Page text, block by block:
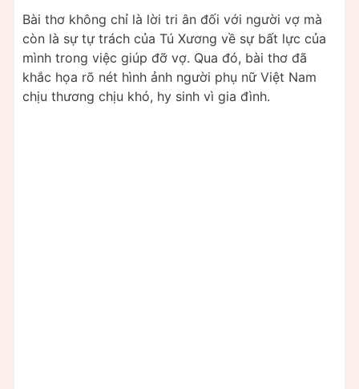
Bài thơ không chỉ là lời tri ân đối với người vợ mà
còn là sự tự trách của Tú Xương về sự bất lực của
mình trong việc giúp đỡ vợ. Qua đó, bài thơ đã
khắc họa rõ nét hình ảnh người phụ nữ Việt Nam
chịu thương chịu khó, hy sinh vì gia đình.